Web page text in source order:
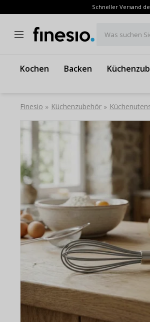
Schneller Versand
Was suchen
Kochen Backen
Finesio » Küchenzubehör »